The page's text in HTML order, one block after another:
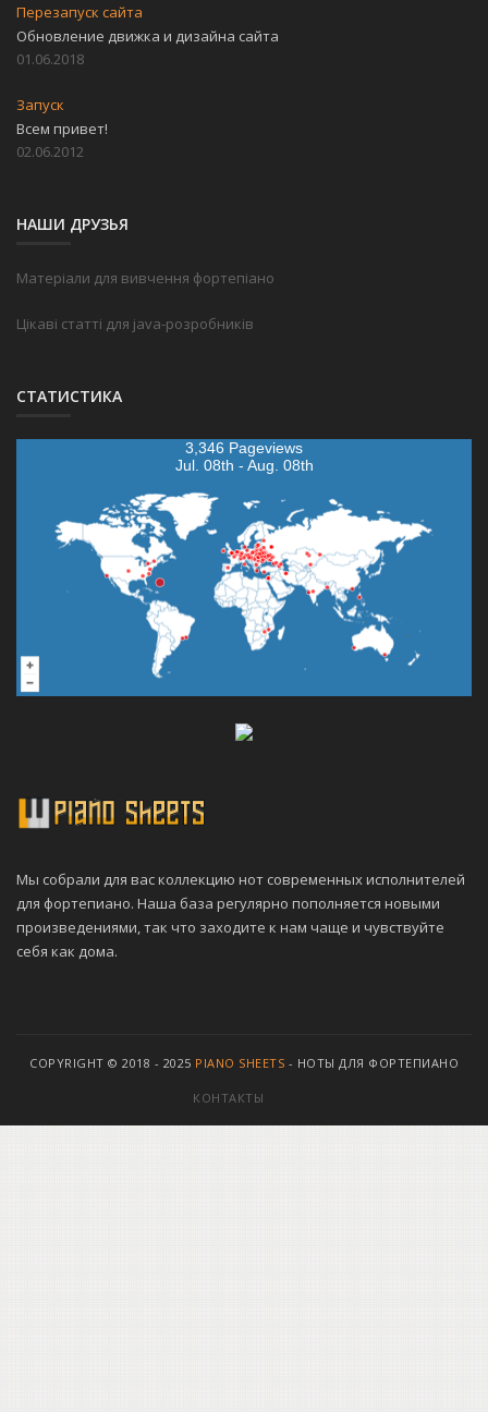
Перезапуск сайта
Обновление движка и дизайна сайта
01.06.2018
Запуск
Всем привет!
02.06.2012
НАШИ ДРУЗЬЯ
Матеріали для вивчення фортепіано
Цікаві статті для java-розробників
СТАТИСТИКА
3,346 Pageviews
Jul. 08th - Aug. 08th
Мы собрали для вас коллекцию нот современных исполнителей
для фортепиано. Наша база регулярно пополняется новыми
произведениями, так что заходите к нам чаще и чувствуйте
себя как дома.
COPYRIGHT © 2018 - 2025 PIANO SHEETS - НОТЫ ДЛЯ ФОРТЕПИАНО
КОНТАКТЫ